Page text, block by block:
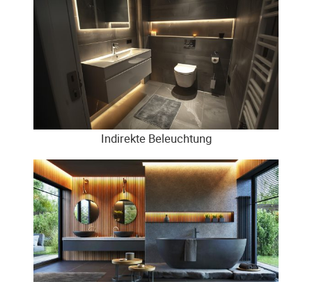
Indirekte Beleuchtung